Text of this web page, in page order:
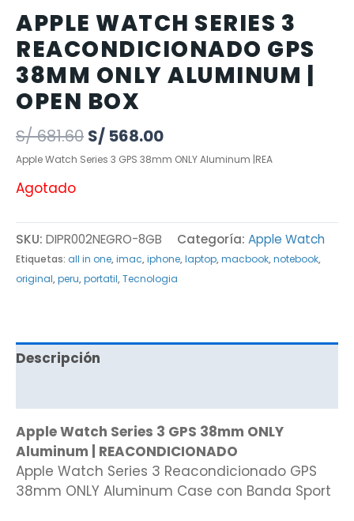
APPLE WATCH SERIES 3
REACONDICIONADO GPS
38MM ONLY ALUMINUM |
OPEN BOX
S/681.60 S/ 568.00
Apple Watch Series 3 GPS 38mm ONLY Aluminum |REA
Agotado
SKU: DIPR002NEGRO-8GB Categoría: Apple Watch
Etiquetas: all in one,imac,iphone,laptop,macbook,notebook,
original,peru,portatil,Tecnologia
Descripción
Apple Watch Series 3 GPS 38mm ONLY
Aluminum | REACONDICIONADO
Apple Watch Series 3 Reacondicionado GPS
38mm ONLY Aluminum Case con Banda Sport